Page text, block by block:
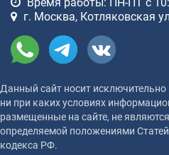
г. Москва, Котляковская
Данный сайт носит
ни при каких условиях
размещенные на сайте, не
определяемой положениями
кодекса РФ.